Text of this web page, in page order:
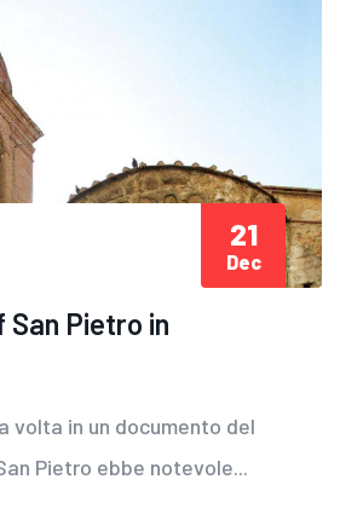
San Pietro in
volta in un documento del
Pietro ebbe notevole...
21
Dec